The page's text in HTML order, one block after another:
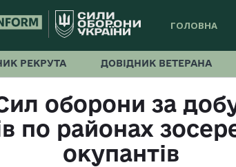
ГОЛОВНА
РЕКРУТА ДОВІДНИК ВЕТЕРАНА
оборони за
по районах
окупантів